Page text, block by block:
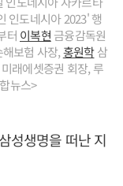
인도네시아 2023' 행
터 이복현 금융감독원
보험 사장,홍원학삼
래에셋증권 회장, 루
뉴스>
성생명을 떠난 지